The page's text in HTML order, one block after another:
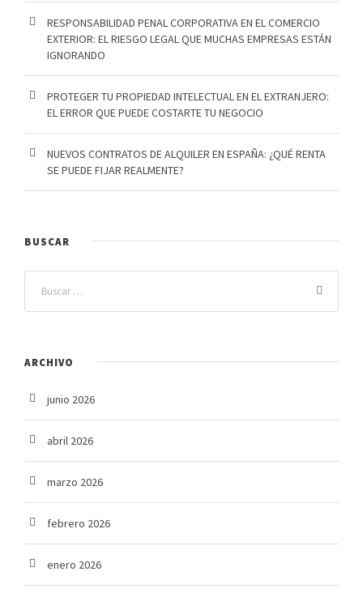
RESPONSABILIDAD PENAL CORPORATIVA EN EL COMERCIO
EXTERIOR: EL RIESGO LEGAL QUE MUCHAS EMPRESAS ESTÁN
IGNORANDO
PROTEGER TU PROPIEDAD INTELECTUAL EN EL EXTRANJERO:
EL ERROR QUE PUEDE COSTARTE TU NEGOCIO
NUEVOS CONTRATOS DE ALQUILER EN ESPAÑA: ¿QUÉ RENTA
SE PUEDE FIJAR REALMENTE?
BUSCAR
ARCHIVO
junio 2026
abril 2026
marzo 2026
febrero 2026
enero 2026